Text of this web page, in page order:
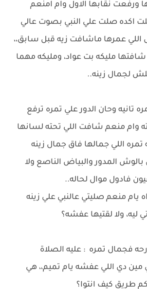
ورفعت نقابها الاول وام امنعم
اكده صلت علي النبي بصوت عالي
اللي عمرها ماشافت زيه قبل سابق،،
مليكه بت عواد، ومليكه مهما
لجمال زينه..
تانيه وحان الدور علي تمره ترفع
وام منعم شافت اللي تحته لسانها
اللي جمالها فاق جمال زينه
المدور والبياض الناصع ولا
فادول موال لحاله..
يام منعم صليتي عالنبي علي زينه
ولا لقتيها عفشه؟
فجمال تمره : عليه الصلاة
دي اللي عفشه يام تميم،، هي
طريق كيف انتوا؟